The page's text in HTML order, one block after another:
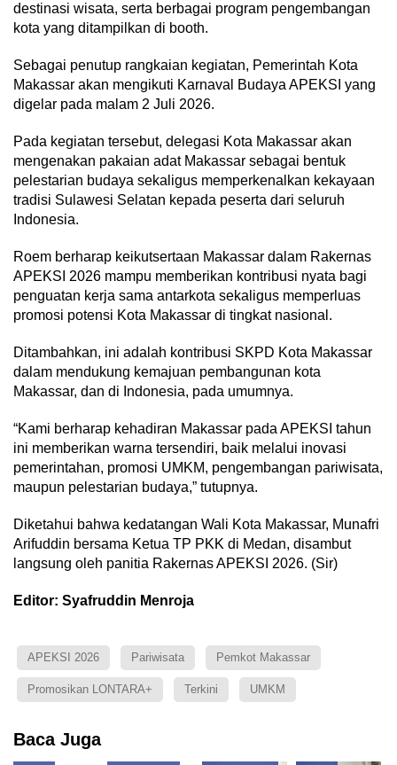
destinasi wisata, serta berbagai program pengembangan
kota yang ditampilkan di booth.
Sebagai penutup rangkaian kegiatan, Pemerintah Kota
Makassar akan mengikuti Karnaval Budaya APEKSI yang
digelar pada malam 2 Juli 2026.
Pada kegiatan tersebut, delegasi Kota Makassar akan
mengenakan pakaian adat Makassar sebagai bentuk
pelestarian budaya sekaligus memperkenalkan kekayaan
tradisi Sulawesi Selatan kepada peserta dari seluruh
Indonesia.
Roem berharap keikutsertaan Makassar dalam Rakernas
APEKSI 2026 mampu memberikan kontribusi nyata bagi
penguatan kerja sama antarkota sekaligus memperluas
promosi potensi Kota Makassar di tingkat nasional.
Ditambahkan, ini adalah kontribusi SKPD Kota Makassar
dalam mendukung kemajuan pembangunan kota
Makassar, dan di Indonesia, pada umumnya.
“Kami berharap kehadiran Makassar pada APEKSI tahun
ini memberikan warna tersendiri, baik melalui inovasi
pemerintahan, promosi UMKM, pengembangan pariwisata,
maupun pelestarian budaya,” tutupnya.
Diketahui bahwa kedatangan Wali Kota Makassar, Munafri
Arifuddin bersama Ketua TP PKK di Medan, disambut
langsung oleh panitia Rakernas APEKSI 2026. (Sir)
Editor: Syafruddin Menroja
APEKSI 2026 Pariwisata Pemkot Makassar
Promosikan LONTARA+ Terkini UMKM
Baca Juga